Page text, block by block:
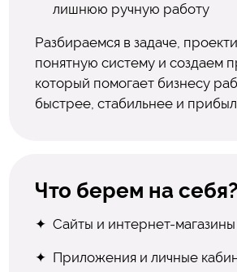
лишнюю ручную работу
Разбираемся в задаче,
понятную систему и создаем
который помогает бизнесу
быстрее, стабильнее и
Что берем на себя?
Сайты и интернет-магазины
Приложения и личные